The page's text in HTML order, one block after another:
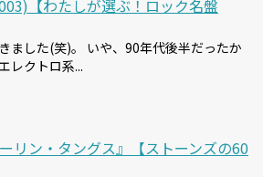
【わたしが選ぶ！ロック名盤
ました(笑)。 いや、90年代後半だったか
レクトロ系...
リン・タングス』【ストーンズの60